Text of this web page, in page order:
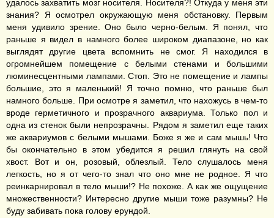
удалось захватить мозг носителя. Носителя?! Откуда у меня эти
знания? Я осмотрел окружающую меня обстановку. Первым
меня удивило зрение. Оно было черно-белым. Я понял, что
раньше я видел в намного более широком диапазоне, но как
выглядят другие цвета вспомнить не смог. Я находился в
огромнейшем помещение с белыми стенами и большими
люминесцентными лампами. Стоп. Это не помещение и лампы
большие, это я маленький! Я точно помню, что раньше был
намного больше. При осмотре я заметил, что нахожусь в чем-то
вроде герметичного и прозрачного аквариума. Только пол и
одна из стенок были непрозрачны. Рядом я заметил еще таких
же аквариумов с белыми мышами. Боже я же и сам мышь! Что
бы окончательно в этом убедится я решил глянуть на свой
хвост. Вот и он, розовый, облезлый. Тело слушалось меня
легкость, но я от чего-то знал что оно мне не родное. Я что
реинкарнировал в тело мыши!? Не похоже. А как же ощущение
множественности? Интересно другие мыши тоже разумны? Не
буду забивать пока голову ерундой.